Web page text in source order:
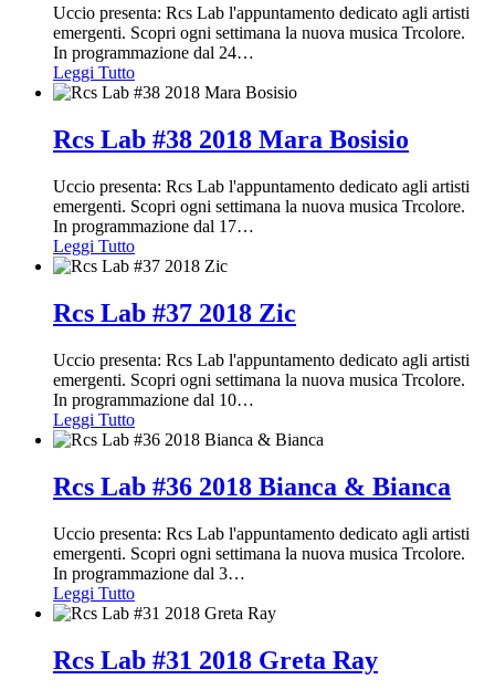
Uccio presenta: Rcs Lab l'appuntamento dedicato agli artisti
emergenti. Scopri ogni settimana la nuova musica Trcolore.
In programmazione dal 24…
Leggi Tutto
Rcs Lab #38 2018 Mara Bosisio
Uccio presenta: Rcs Lab l'appuntamento dedicato agli artisti
emergenti. Scopri ogni settimana la nuova musica Trcolore.
In programmazione dal 17…
Leggi Tutto
Rcs Lab #37 2018 Zic
Uccio presenta: Rcs Lab l'appuntamento dedicato agli artisti
emergenti. Scopri ogni settimana la nuova musica Trcolore.
In programmazione dal 10…
Leggi Tutto
Rcs Lab #36 2018 Bianca & Bianca
Uccio presenta: Rcs Lab l'appuntamento dedicato agli artisti
emergenti. Scopri ogni settimana la nuova musica Trcolore.
In programmazione dal 3…
Leggi Tutto
Rcs Lab #31 2018 Greta Ray